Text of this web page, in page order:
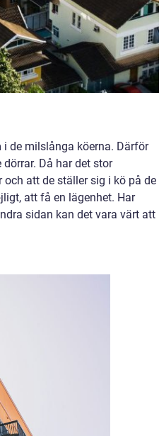
de milslånga köerna. Därför
Då har det stor
att de ställer sig i kö på de
att få en lägenhet. Har
sidan kan det vara värt att